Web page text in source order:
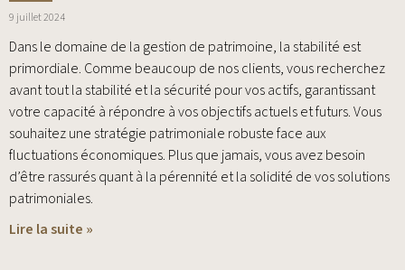
9 juillet 2024
Dans le domaine de la gestion de patrimoine, la stabilité est
primordiale. Comme beaucoup de nos clients, vous recherchez
avant tout la stabilité et la sécurité pour vos actifs, garantissant
votre capacité à répondre à vos objectifs actuels et futurs. Vous
souhaitez une stratégie patrimoniale robuste face aux
fluctuations économiques. Plus que jamais, vous avez besoin
d’être rassurés quant à la pérennité et la solidité de vos solutions
patrimoniales.
Lire la suite »